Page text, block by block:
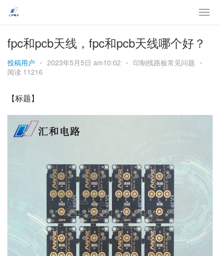
fpc和pcb天线，fpc和pcb天线哪个好？
投稿用户 • 2023年5月5日 am10:02 • 印制线路板常见问题 •
阅读 11216
【标题】